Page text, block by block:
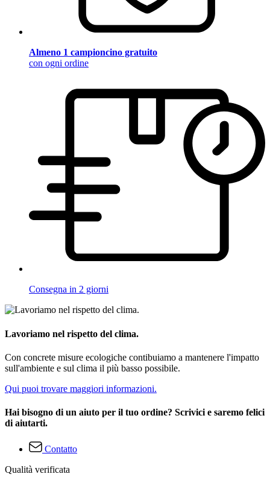
Almeno 1 campioncino gratuito
con ogni ordine
Consegna in 2 giorni
Lavoriamo nel rispetto del clima.
Con concrete misure ecologiche contibuiamo a mantenere l'impatto
sull'ambiente e sul clima il più basso possibile.
Qui puoi trovare maggiori informazioni.
Hai bisogno di un aiuto per il tuo ordine? Scrivici e saremo felici
di aiutarti.
Contatto
Qualità verificata